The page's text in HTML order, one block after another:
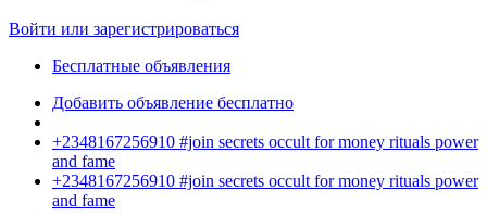
Войти или зарегистрироваться
Бесплатные объявления
Добавить объявление бесплатно
+2348167256910 #join secrets occult for money rituals power
and fame
+2348167256910 #join secrets occult for money rituals power
and fame